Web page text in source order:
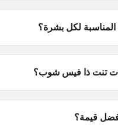
لكل بشرة؟
تنت ذا فيس شوب؟
قيمة؟